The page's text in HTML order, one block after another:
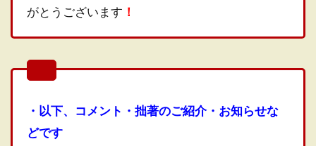
がとうございます ！
・以下、コメント・拙著のご紹介・お知らせな
どです